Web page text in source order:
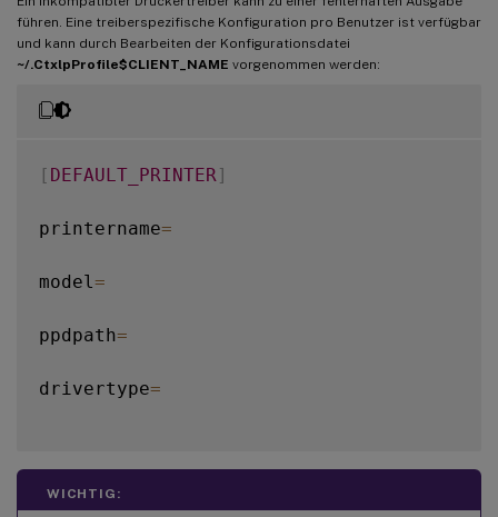
führen. Eine treiberspezifische Konfiguration pro Benutzer ist verfügbar
und kann durch Bearbeiten der Konfigurationsdatei
~/.CtxlpProfile$CLIENT_NAME vorgenommen werden:
[ DEFAULT_PRINTER ]
printername=
model =
ppdpath=
drivertype=
WICHTIG: